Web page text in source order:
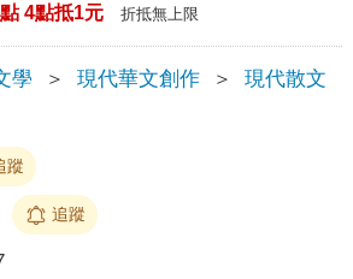
4點抵1元 折抵無上限
學 ＞ 現代華文創作 ＞ 現代散文
蹤
追蹤